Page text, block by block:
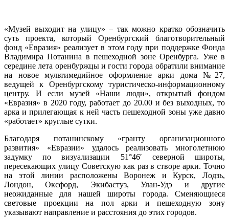
«Музей выходит на улицу» – так можно кратко обозначить
суть проекта, который Оренбургский благотворительный
фонд «Евразия» реализует в этом году при поддержке Фонда
Владимира Потанина в пешеходной зоне Оренбурга. Уже в
середине лета оренбуржцы и гости города обратили внимание
на новое мультимедийное оформление арки дома №27,
ведущей к Оренбургскому туристическо-информационному
центру. И если музей «Наши люди», открытый фондом
«Евразия» в 2020 году, работает до 20.00 и без выходных, то
арка и прилегающая к ней часть пешеходной зоны уже давно
«работает» круглые сутки.
Благодаря потанинскому «гранту организационного
развития» «Евразии» удалось реализовать многолетнюю
задумку по визуализации 51°46ʹ северной широты,
пересекающих улицу Советскую как раз в створе арки. Точно
на этой линии расположены Воронеж и Курск, Лодзь,
Лондон, Оксфорд, Экибастуз, Улан-Удэ и другие
неожиданные для нашей широты города. Сменяющиеся
световые проекции на пол арки и пешеходную зону
указывают направление и расстояния до этих городов.